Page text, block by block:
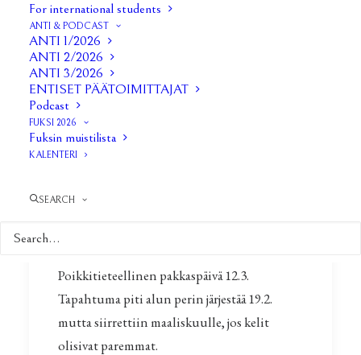
For international students
ANTI & PODCAST
ANTI 1/2026
ANTI 2/2026
ANTI 3/2026
ENTISET PÄÄTOIMITTAJAT
Podcast
FUKSI 2026
Fuksin muistilista
KALENTERI
SEARCH
Kaikki sujui hyvin, mutta seuraavalla kerralla
järjestetään leffaäänestys hieman selkeämmin.
Tulevat tapahtumat:
Kansainväliset sitsit 28.2. paikkana Klubi57.
Liput on nyt loppuunmyyty!
Viiniä Sohvalla Hiski Haukkalan kanssa to
politiikan teemat ja tapahtuma järjestetään
Poikkitieteellinen pakkaspäivä 12.3.
Tapahtuma piti alun perin järjestää 19.2.
mutta siirrettiin maaliskuulle, jos kelit
olisivat paremmat.